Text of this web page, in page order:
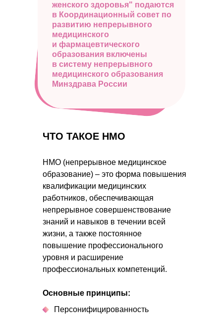
ЧТО ТАКОЕ НМО
НМО (непрерывное медицинское
образование) – это форма повышения
квалификации медицинских
работников, обеспечивающая
непрерывное совершенствование
знаний и навыков в течении всей
жизни, а также постоянное
повышение профессионального
уровня и расширение
профессиональных компетенций.
Основные принципы:
Персонифицированность
женского здоровья" подаются
в Координационный совет по
развитию непрерывного
медицинского
и фармацевтического
образования включены
в систему непрерывного
медицинского образования
Минздрава России